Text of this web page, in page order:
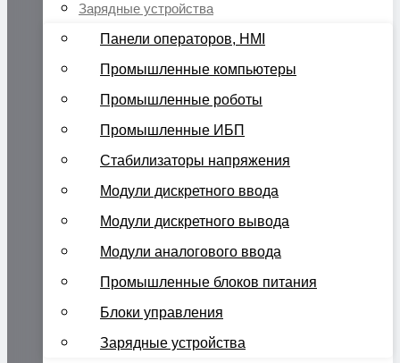
Зарядные устройства
Панели операторов, HMI
Промышленные компьютеры
Промышленные роботы
Промышленные ИБП
Стабилизаторы напряжения
Модули дискретного ввода
Модули дискретного вывода
Модули аналогового ввода
Промышленные блоков питания
Блоки управления
Зарядные устройства